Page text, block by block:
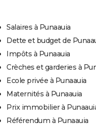
Salaires à Punaauia
Dette et budget de
Impôts à Punaauia
Crèches et garderies à
Ecole privée à Punaauia
Maternités à Punaauia
Prix immobilier à
Référendum à Punaauia